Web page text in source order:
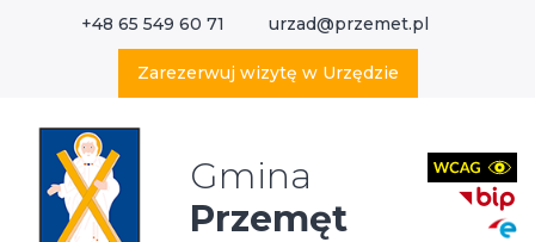
+48 65 549 60 71 urzad@przemet.pl
Zarezerwuj wizytę w Urzędzie
Gmina
Przemęt
Wyszukaj w serwisie